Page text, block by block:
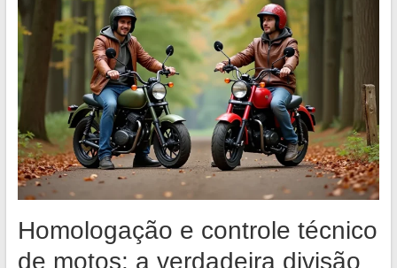
Homologação e controle técnico
de motos: a verdadeira divisão